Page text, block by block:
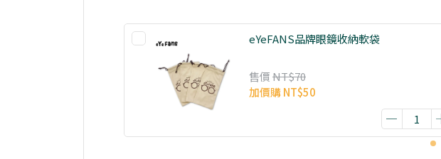
eYeFANS品牌眼鏡收納軟袋
售價NT$70
加價購NT$50